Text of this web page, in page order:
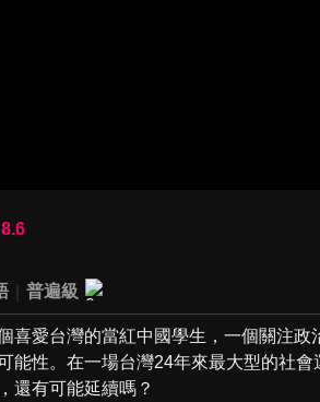
8.6
普遍級
喜愛台灣的當紅中國學生，一個關注
能性。在一場台灣24年來最大型的社
還有可能延續嗎？